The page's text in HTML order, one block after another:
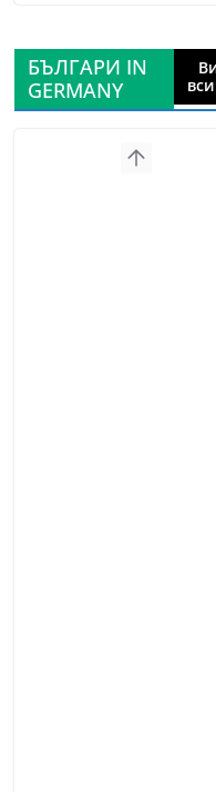
БЪЛГАРИ IN
GERMANY